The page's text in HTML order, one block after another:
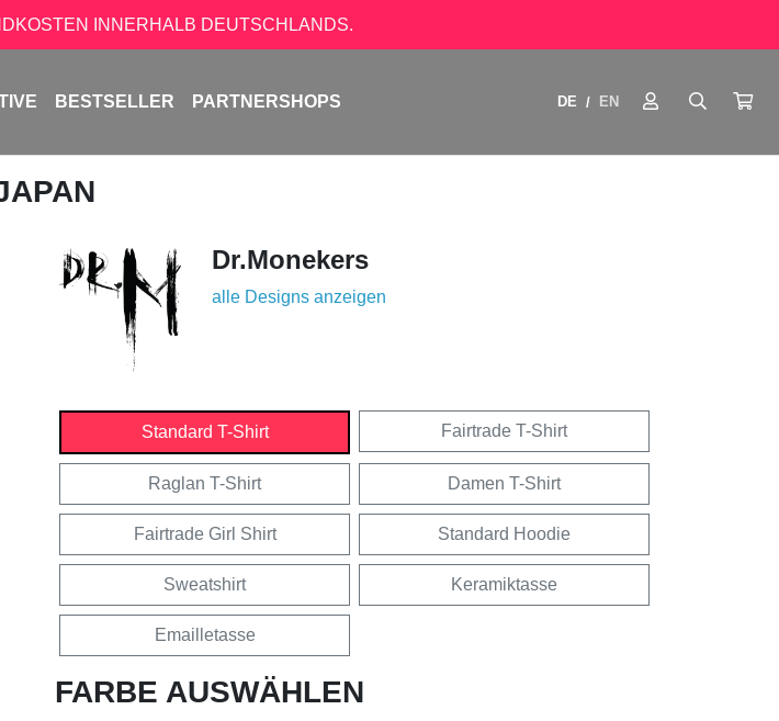
INNERHALB DEUTSCHLANDS.
BESTSELLER PARTNERSHOPS DE / EN
Dr.Monekers
alle Designs anzeigen
Standard T-Shirt Fairtrade T-Shirt
Raglan T-Shirt Damen T-Shirt
Fairtrade Girl Shirt Standard Hoodie
Sweatshirt Keramiktasse
Emailletasse
FARBE AUSWÄHLEN